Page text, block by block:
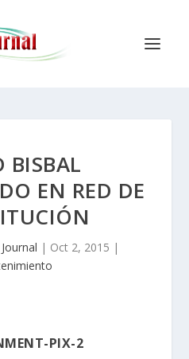
BISBAL
EN RED DE
| Oct 2, 2015 |